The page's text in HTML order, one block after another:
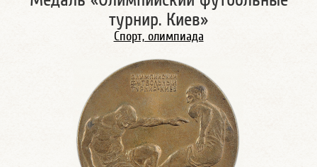
турнир. Киев»
Спорт, олимпиада